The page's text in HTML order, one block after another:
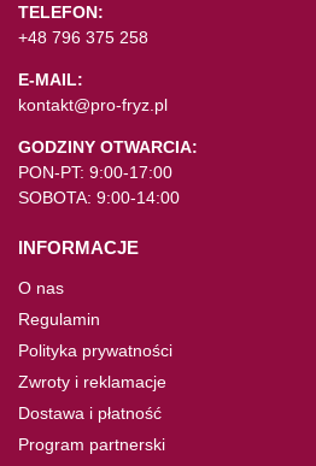
TELEFON:
+48 796 375 258
E-MAIL:
kontakt@pro-fryz.pl
GODZINY OTWARCIA:
PON-PT: 9:00-17:00
SOBOTA: 9:00-14:00
INFORMACJE
O nas
Regulamin
Polityka prywatności
Zwroty i reklamacje
Dostawa i płatność
Program partnerski